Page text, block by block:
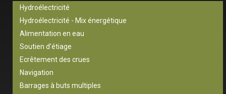
Hydroélectricité
Hydroélectricité - Mix énergétique
Alimentation en eau
Soutien d’étiage
Ecrêtement des crues
Navigation
Barrages à buts multiples